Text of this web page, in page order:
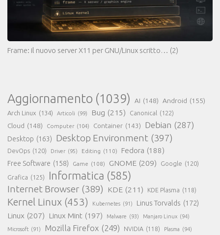
Frame: il nuovo server X11 per GNU/Linux scritto… (2)
Aggiornamento (1039) AI (148) Android (155)
Arch Linux (134) Articoli (99) Bug (215) Canonical (122)
Cloud (148) Computer (104) Container (143) Debian (287)
Desktop (163) Desktop Environment (397)
DevOps (120) Driver (95) Editing (110) Fedora (188)
Free Software (158) Game (108) GNOME (209) Google (120)
Grafica (125) Informatica (585)
Internet Browser (389) KDE (211) KDE Plasma (118)
Kernel Linux (453) Kubernetes (91) Linus Torvalds (172)
Linux (207) Linux Mint (197) Malware (93) Manjaro Linux (94)
Microsoft (91) Mozilla Firefox (249) NVIDIA (118) Plasma (94)